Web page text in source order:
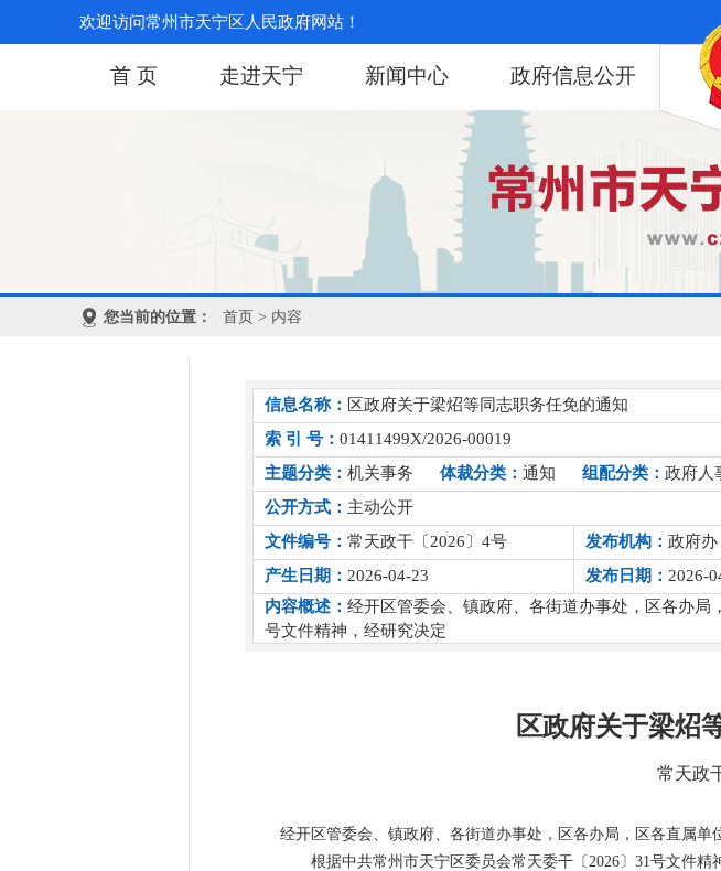
欢迎访问常州市天宁区人民政府网站！
首 页 走进天宁 新闻中心 政府信息公开
您当前的位置： 首页 > 内容
信息名称： 区政府关于梁炤等同志职务任免的通知
索 引 号： 01411499X/2026-00019
主题分类： 机关事务 体裁分类： 通知 组配分类： 政府人
公开方式： 主动公开
文件编号： 常天政干〔2026〕4号 发布机构： 政府办
产生日期： 2026-04-23 发布日期： 2026-
内容概述： 经开区管委会、镇政府、各街道办事处，区各办局
号文件精神，经研究决定
区政府关于梁炤
常天政
经开区管委会、镇政府、各街道办事处，区各办局，区各直属单
根据中共常州市天宁区委员会常天委干〔2026〕31号文件精